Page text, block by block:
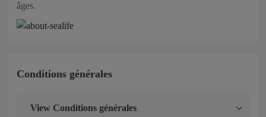
âges.
Conditions générales
View Conditions générales